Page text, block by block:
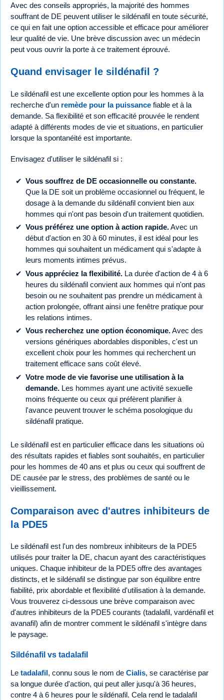
Avec des conseils appropriés, la majorité des hommes
souffrant de DE peuvent utiliser le sildénafil en toute sécurité,
ce qui en fait une option accessible et efficace pour améliorer
leur qualité de vie. Une brève discussion avec un médecin
peut vous ouvrir la porte à ce traitement éprouvé.
Quand envisager le sildénafil ?
Le sildénafil est une excellente option pour les hommes à la
recherche d'un remède pour la puissance fiable et à la
demande. Sa flexibilité et son efficacité prouvée le rendent
adapté à différents modes de vie et situations, en particulier
lorsque la spontanéité est importante.
Envisagez d'utiliser le sildénafil si :
Vous souffrez de DE occasionnelle ou constante.
Que la DE soit un problème occasionnel ou fréquent, le
dosage à la demande du sildénafil convient bien aux
hommes qui n'ont pas besoin d'un traitement quotidien.
Vous préférez une option à action rapide.Avec un
début d'action en 30 à 60 minutes, il est idéal pour les
hommes qui souhaitent un médicament qui s'adapte à
leurs moments intimes prévus.
Vous appréciez la flexibilité. La durée d'action de 4 à 6
heures du sildénafil convient aux hommes qui n'ont pas
besoin ou ne souhaitent pas prendre un médicament à
action prolongée, offrant ainsi une fenêtre pratique pour
les relations intimes.
Vous recherchez une option économique.Avec des
versions génériques abordables disponibles, c'est un
excellent choix pour les hommes qui recherchent un
traitement efficace sans coût élevé.
Votre mode de vie favorise une utilisation à la
demande. Les hommes ayant une activité sexuelle
moins fréquente ou ceux qui préfèrent planifier à
l'avance peuvent trouver le schéma posologique du
sildénafil pratique.
Le sildénafil est en particulier efficace dans les situations où
des résultats rapides et fiables sont souhaités, en particulier
pour les hommes de 40 ans et plus ou ceux qui souffrent de
DE causée par le stress, des problèmes de santé ou le
vieillissement.
Comparaison avec d'autres inhibiteurs de
la PDE5
Le sildénafil est l'un des nombreux inhibiteurs de la PDE5
utilisés pour traiter la DE, chacun ayant des caractéristiques
uniques. Chaque inhibiteur de la PDE5 offre des avantages
distincts, et le sildénafil se distingue par son équilibre entre
fiabilité, prix abordable et flexibilité d'utilisation à la demande.
Vous trouverez ci-dessous une brève comparaison avec
d'autres inhibiteurs de la PDE5 courants (tadalafil, vardénafil et
avanafil) afin de montrer comment le sildénafil s'intègre dans
le paysage.
Sildénafil vs tadalafil
Le tadalafil, connu sous le nom de Cialis, se caractérise par
sa longue durée d'action, qui peut aller jusqu'à 36 heures,
contre 4 à 6 heures pour le sildénafil. Cela rend le tadalafil